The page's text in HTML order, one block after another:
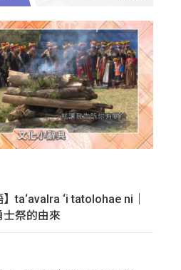
】ta‘avalra ‘i tatolohae ni｜
士祭的由來